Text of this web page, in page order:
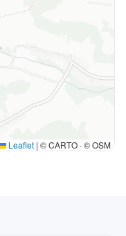
Leaflet | © CARTO · © OSM